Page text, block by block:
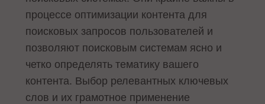
процессе оптимизации контента для
поисковых запросов пользователей и
позволяют поисковым системам ясно и
четко определять тематику вашего
контента. Выбор релевантных ключевых
слов и их грамотное применение